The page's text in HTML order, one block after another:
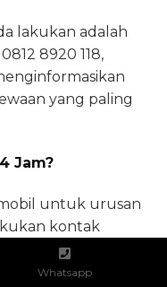
lakukan adalah
8920 118,
yang paling
Jam?
untuk urusan
kontak
yang buka
anda.Whatsapp